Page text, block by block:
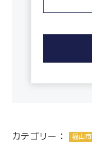
カテゴリー： 福山市